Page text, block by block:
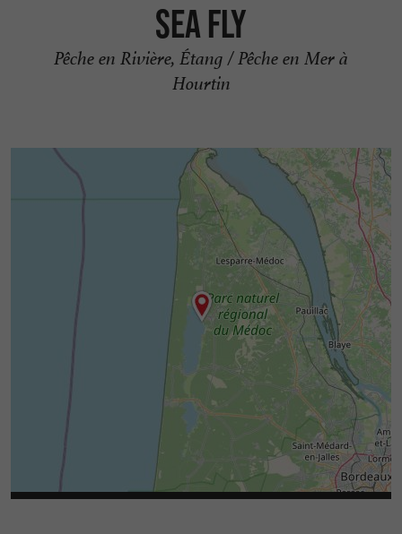
Sea Fly
Pêche en Rivière, Étang / Pêche en Mer à
Hourtin